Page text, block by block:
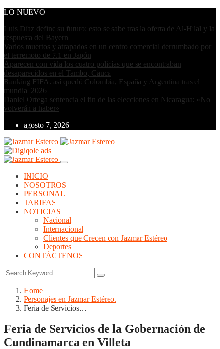
LO NUEVO
Luis Díaz define su futuro: esto se sabe tras la oferta de Al-Hilal y la
respuesta del Bayern
Varios muertos y atrapados en un centro comercial derrumbado por
el terremoto de 7.1 en Japón
Aparecen con vida los cuatro policías que se encontraban
desaparecidos en el Tambo, Cauca
Ranking FIFA: así quedó Colombia, España y Argentina tras el
mundial 2026
Daniel Ortega sentencia el fin de las elecciones en Nicaragua: «No
volverán a haber»
agosto 7, 2026
INICIO
NOSOTROS
PERSONAL
TARIFAS
NOTICIAS
Nacional
Internacional
Clientes que Crecen con Jazmar Estéreo
Deportes
CONTÁCTENOS
Home
Personajes en Jazmar Estéreo.
Feria de Servicios…
Feria de Servicios de la Gobernación de
Cundinamarca en Villeta